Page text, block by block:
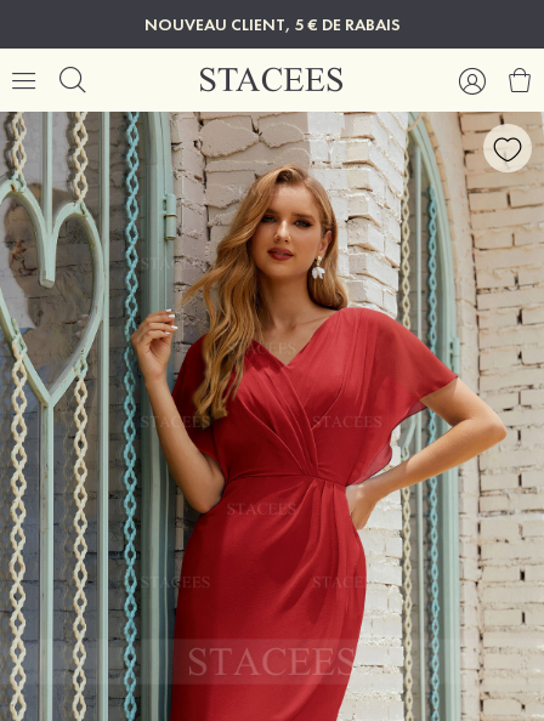
NOUVEAU CLIENT, 5 € DE RABAIS